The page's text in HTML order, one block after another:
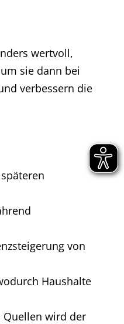
wertvoll,
sie dann bei
verbessern die
von
Haushalte
Quellen wird der